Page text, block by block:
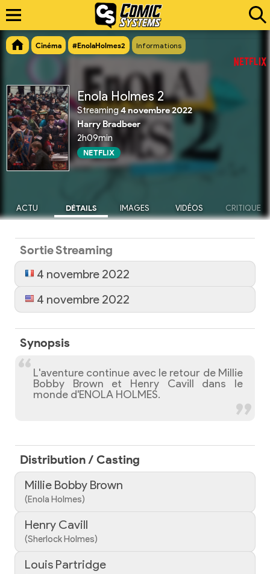
Cinéma #EnolaHolmes2 Informations
Enola Holmes 2
Streaming4 novembre 2022
Harry Bradbeer
2h09min
NETFLIX
ACTU DÉTAILS IMAGES VIDÉOS CRITIQUE
Sortie Streaming
4 novembre 2022
4 novembre 2022
Synopsis
L'aventure continue avec le retour de Millie
Bobby Brown et Henry Cavill dans le
monde d'ENOLA HOLMES.
Distribution / Casting
Millie Bobby Brown
(Enola Holmes)
Henry Cavill
(Sherlock Holmes)
Louis Partridge